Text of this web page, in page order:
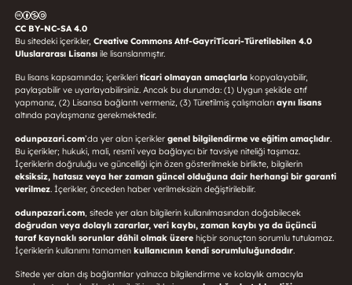
CC BY-NC-SA 4.0
Bu sitedeki içerikler, Creative Commons Atıf-GayriTicari-Türetilebilen 4.0
Uluslararası Lisansı ile lisanslanmıştır.
Bu lisans kapsamında; içerikleri ticari olmayan amaçlarlakopyalayabilir,
paylaşabilir ve uyarlayabilirsiniz. Ancak bu durumda: (1) Uygun şekilde atıf
yapmanız, (2) Lisansa bağlantı vermeniz, (3) Türetilmiş çalışmaları aynı lisans
altında paylaşmanız gerekmektedir.
odunpazari.com’da yer alan içerikler genel bilgilendirme ve eğitim amaçlıdır.
Bu içerikler; hukuki, mali, resmî veya bağlayıcı bir tavsiye niteliği taşımaz.
İçeriklerin doğruluğu ve güncelliği için özen gösterilmekle birlikte, bilgilerin
eksiksiz, hatasız veya her zaman güncel olduğuna dair herhangi bir garanti
verilmez. İçerikler, önceden haber verilmeksizin değiştirilebilir.
odunpazari.com, sitede yer alan bilgilerin kullanılmasından doğabilecek
doğrudan veya dolaylı zararlar, veri kaybı, zaman kaybı ya da üçüncü
taraf kaynaklı sorunlar dâhil olmak üzerehiçbir sonuçtan sorumlu tutulamaz.
İçeriklerin kullanımı tamamen kullanıcının kendi sorumluluğundadır.
Sitede yer alan dış bağlantılar yalnızca bilgilendirme ve kolaylık amacıyla